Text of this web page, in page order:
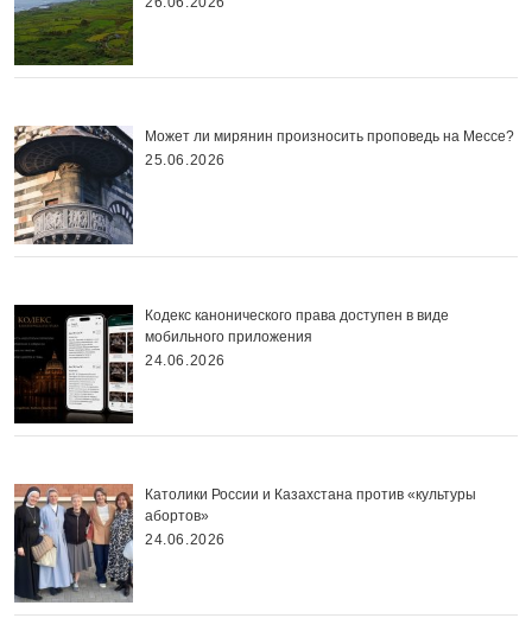
Может ли мирянин произносить проповедь на Мессе?
25.06.2026
Кодекс канонического права доступен в виде
мобильного приложения
24.06.2026
Католики России и Казахстана против «культуры
абортов»
24.06.2026